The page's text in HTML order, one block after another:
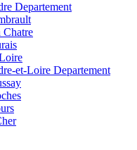
Departement
Chatre
et-Loire Departement